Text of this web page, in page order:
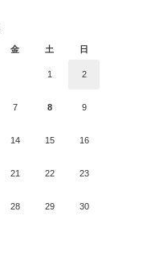
金 土 日
1 2
7 8 9
14 15 16
21 22 23
28 29 30